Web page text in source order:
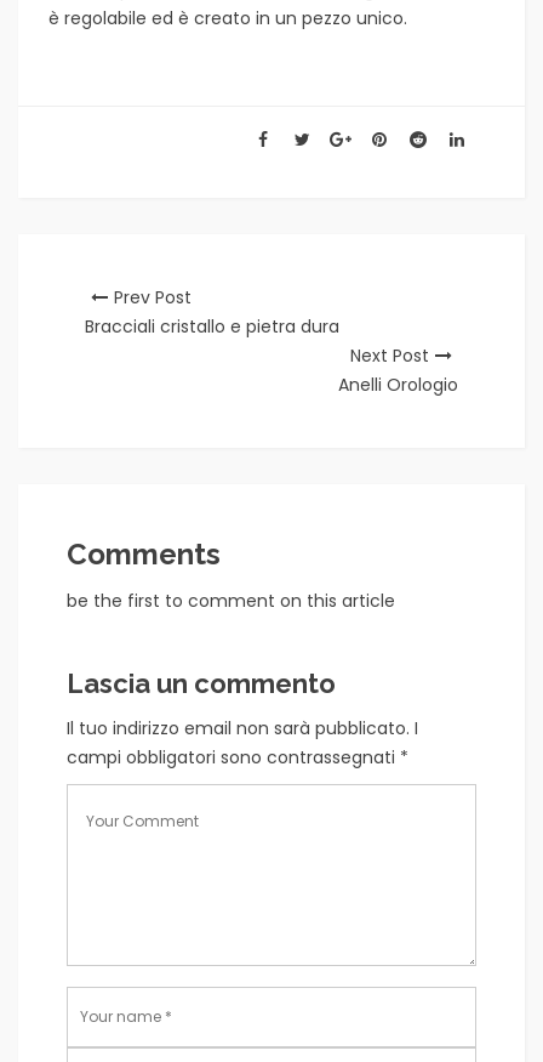
è regolabile ed è creato in un pezzo unico.
Prev Post
Bracciali cristallo e pietra dura
Next Post
Anelli Orologio
Comments
be the first to comment on this article
Lascia un commento
Il tuo indirizzo email non sarà pubblicato. I
campi obbligatori sono contrassegnati *